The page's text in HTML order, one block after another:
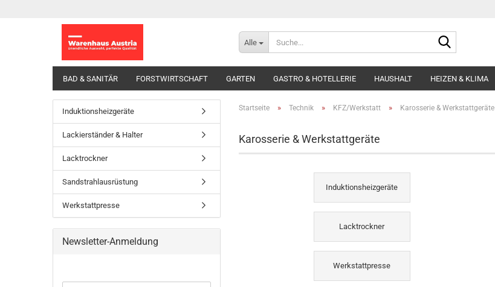
Alle
BAD & SANITÄR FORSTWIRTSCHAFT GARTEN GASTRO & HOTELLERIE HAUSHALT HEIZEN & KLIMA
Startseite » Technik » KFZ/Werkstatt » Karosserie & Werkstattgeräte
Karosserie & Werkstattgeräte
Induktionsheizgeräte
Lacktrockner
Werkstattpresse
Induktionsheizgeräte
Lackierständer & Halter
Lacktrockner
Sandstrahlausrüstung
Werkstattpresse
Newsletter-Anmeldung